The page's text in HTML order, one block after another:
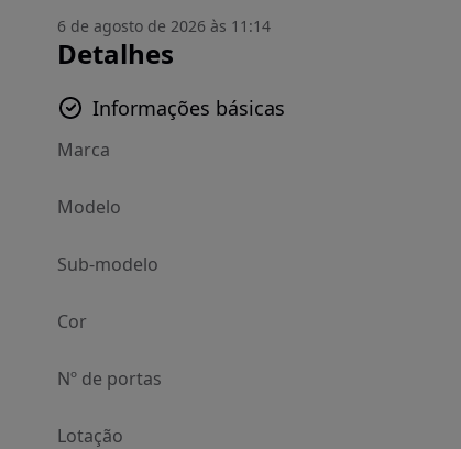
6 de agosto de 2026 às 11:14
Detalhes
Informações básicas
Marca
Modelo
Sub-modelo
Cor
Nº de portas
Lotação